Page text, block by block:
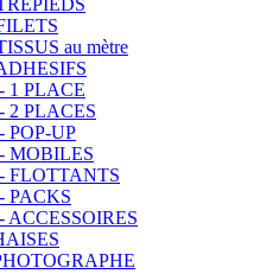
au mètre
1 PLACE
2 PLACES
POP-UP
MOBILES
- FLOTTANTS
PACKS
ACCESSOIRES